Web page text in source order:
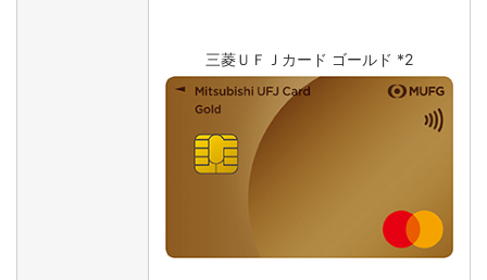
三菱ＵＦＪカード ゴールド *2